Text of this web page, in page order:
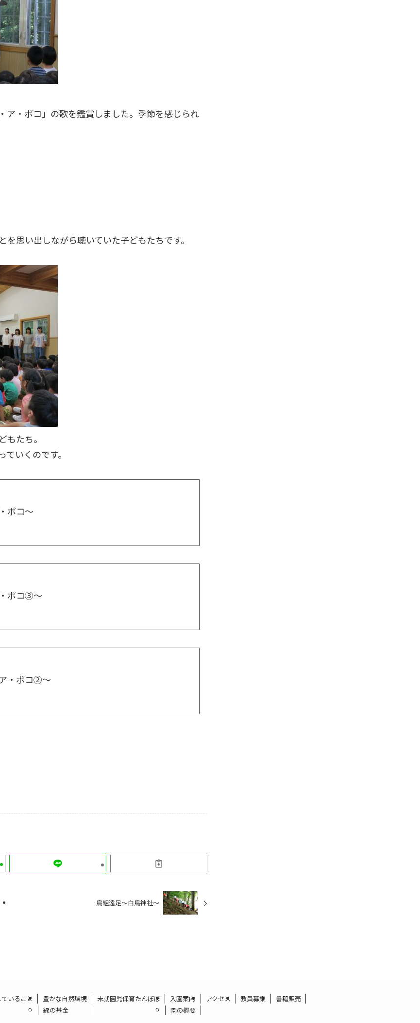
ア・ポコ」の歌を鑑賞しました。季節を感じられ
思い出しながら聴いていた子どもたちです。
もたち。
いくのです。
ポコ～
ポコ③～
・ポコ②～
鳥組遠足～白鳥神社～
いること
豊かな自然環境
緑の基金
未就園児保育たんぽぽ
入園案内
園の概要
アクセス 教員募集 書籍販売